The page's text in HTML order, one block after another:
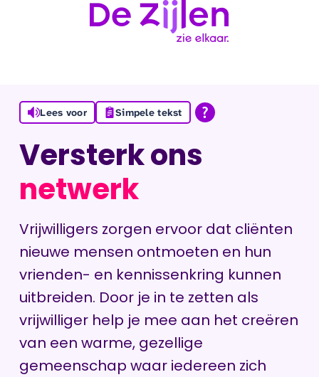
Lees voor Simpele tekst
Versterk ons
netwerk
Vrijwilligers zorgen ervoor dat cliënten
nieuwe mensen ontmoeten en hun
vrienden- en kennissenkring kunnen
uitbreiden. Door je in te zetten als
vrijwilliger help je mee aan het creëren
van een warme, gezellige
gemeenschap waar iedereen zich